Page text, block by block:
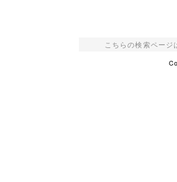
こちらの検索ペー